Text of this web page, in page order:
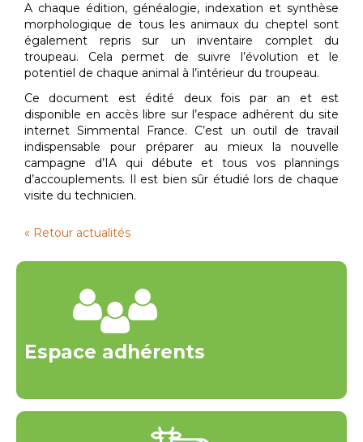
A chaque édition, généalogie, indexation et synthèse
morphologique de tous les animaux du cheptel sont
également repris sur un inventaire complet du
troupeau. Cela permet de suivre l’évolution et le
potentiel de chaque animal à l’intérieur du troupeau.
Ce document est édité deux fois par an et est
disponible en accès libre sur l’espace adhérent du site
internet Simmental France. C’est un outil de travail
indispensable pour préparer au mieux la nouvelle
campagne d’IA qui débute et tous vos plannings
d’accouplements. Il est bien sûr étudié lors de chaque
visite du technicien.
« Retour actualités
Espace adhérents